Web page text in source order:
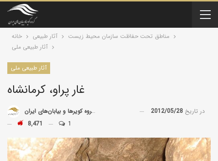
خانه آثار طبیعی
مناطق تحت حفاظت سازمان محیط زیست
آثار طبیعی ملی
آثار طبیعی ملی
غار پراو، کرمانشاه
توسط گروه کویرها و بیابان‌های ایران در تاریخ 2012/05/28
8,471
1